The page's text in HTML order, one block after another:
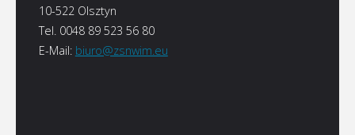
10-522 Olsztyn
Tel. 0048 89 523 56 80
E-Mail: biuro@zsnwim.eu